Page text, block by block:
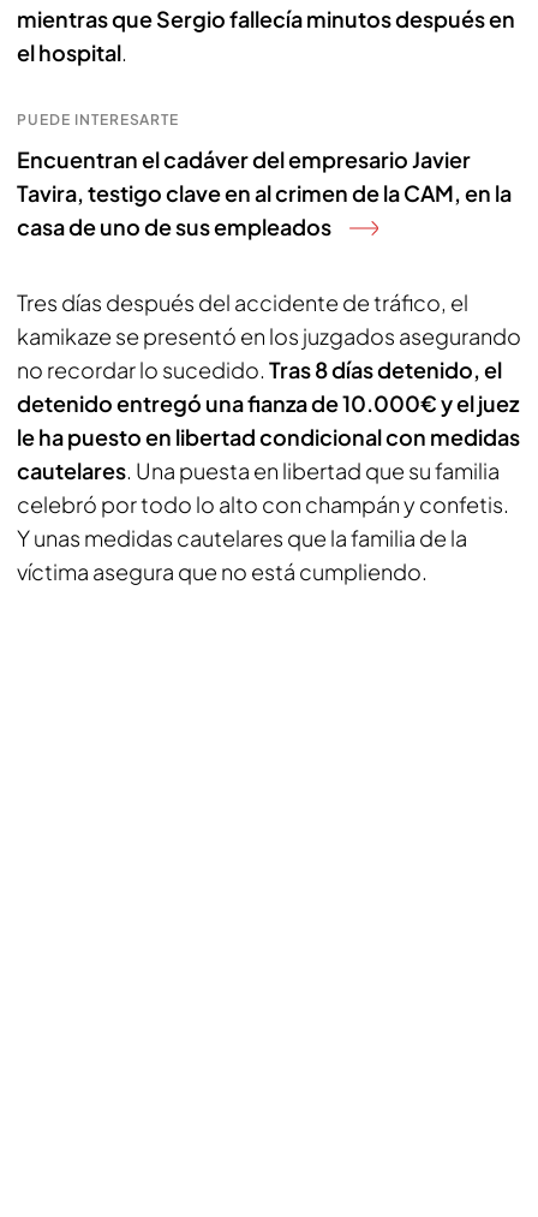
mientras que Sergio fallecía minutos después en
el hospital.
PUEDE INTERESARTE
Encuentran el cadáver del empresario Javier
Tavira, testigo clave en al crimen de la CAM, en la
casa de uno de sus empleados
Tres días después del accidente de tráfico, el
kamikaze se presentó en los juzgados asegurando
no recordar lo sucedido. Tras 8 días detenido, el
detenido entregó una fianza de 10.000€ y el juez
le ha puesto en libertad condicional con medidas
cautelares. Una puesta en libertad que su familia
celebró por todo lo alto con champán y confetis.
Y unas medidas cautelares que la familia de la
víctima asegura que no está cumpliendo.